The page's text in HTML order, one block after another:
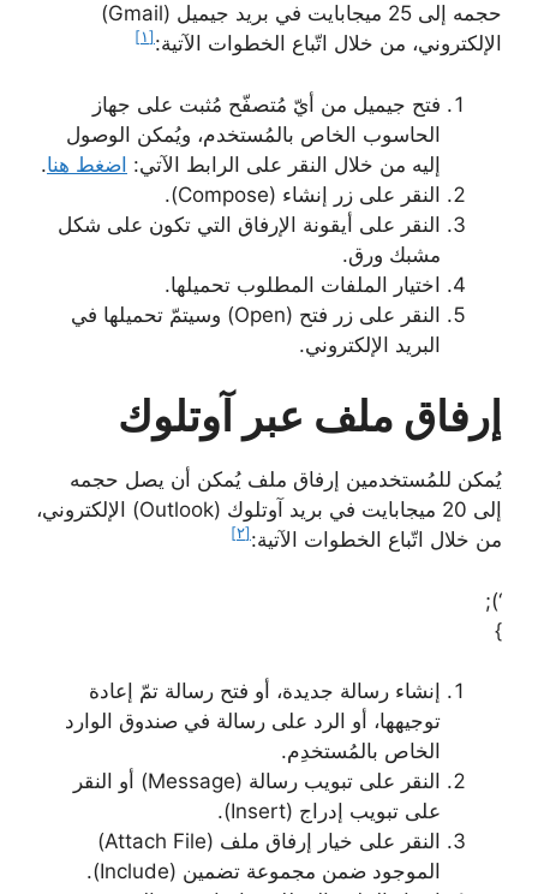
حجمه إلى 25 ميجابايت في بريد جيميل (Gmail)
الإلكتروني، من خلال اتّباع الخطوات الآتية: [١]
فتح جيميل من أيّ مُتصفّح مُثبت على جهاز
الحاسوب الخاص بالمُستخدم، ويُمكن الوصول
إليه من خلال النقر على الرابط الآتي: اضغط هنا.
النقر على زر إنشاء (Compose).
النقر على أيقونة الإرفاق التي تكون على شكل
مشبك ورق.
اختيار الملفات المطلوب تحميلها.
النقر على زر فتح (Open) وسيتمّ تحميلها في
البريد الإلكتروني.
إرفاق ملف عبر آوتلوك
يُمكن للمُستخدمين إرفاق ملف يُمكن أن يصل حجمه
إلى 20 ميجابايت في بريد آوتلوك (Outlook) الإلكتروني،
من خلال اتّباع الخطوات الآتية: [٢]
‘);
}
إنشاء رسالة جديدة، أو فتح رسالة تمّ إعادة
توجيهها، أو الرد على رسالة في صندوق الوارد
الخاص بالمُستخدِم.
النقر على تبويب رسالة (Message) أو النقر
على تبويب إدراج (Insert).
النقر على خيار إرفاق ملف (Attach File)
الموجود ضمن مجموعة تضمين (Include).